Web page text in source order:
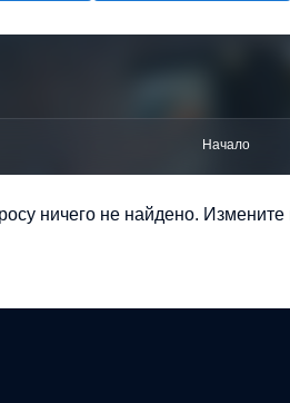
Начало
ничего не найдено. Измените